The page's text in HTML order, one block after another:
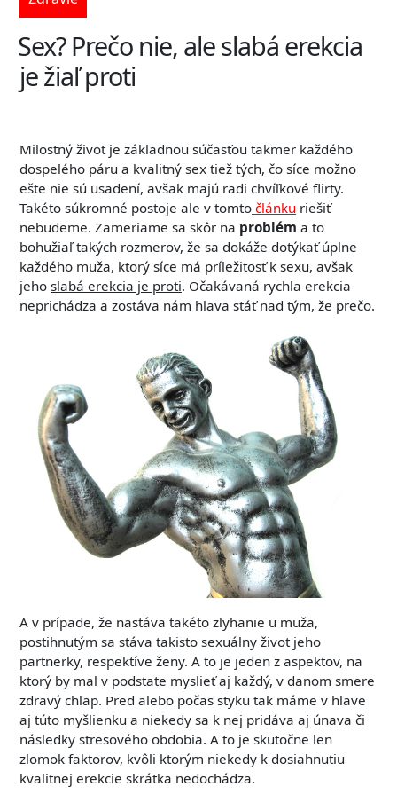
Sex? Prečo nie, ale slabá erekcia
je žiaľ proti
Milostný život je základnou súčasťou takmer každého
dospelého páru a kvalitný sex tiež tých, čo síce možno
ešte nie sú usadení, avšak majú radi chvíľkové flirty.
Takéto súkromné postoje ale v tomto článku riešiť
nebudeme. Zameriame sa skôr na problém a to
bohužiaľ takých rozmerov, že sa dokáže dotýkať úplne
každého muža, ktorý síce má príležitosť k sexu, avšak
jeho slabá erekcia je proti. Očakávaná rychla erekcia
neprichádza a zostáva nám hlava stáť nad tým, že prečo.
A v prípade, že nastáva takéto zlyhanie u muža,
postihnutým sa stáva takisto sexuálny život jeho
partnerky, respektíve ženy. A to je jeden z aspektov, na
ktorý by mal v podstate myslieť aj každý, v danom smere
zdravý chlap. Pred alebo počas styku tak máme v hlave
aj túto myšlienku a niekedy sa k nej pridáva aj únava či
následky stresového obdobia. A to je skutočne len
zlomok faktorov, kvôli ktorým niekedy k dosiahnutiu
kvalitnej erekcie skrátka nedochádza.